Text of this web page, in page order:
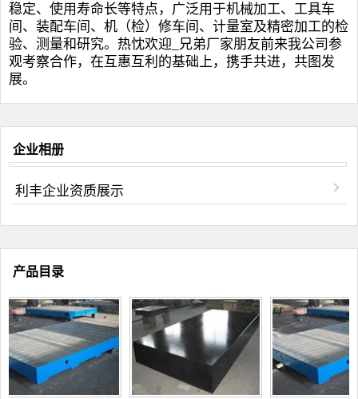
稳定、使用寿命长等特点，广泛用于机械加工、工具车
间、装配车间、机（检）修车间、计量室及精密加工的检
验、测量和研究。热忱欢迎_兄弟厂家朋友前来我公司参
观考察合作，在互惠互利的基础上，携手共进，共图发
展。
企业相册
利丰企业资质展示
产品目录